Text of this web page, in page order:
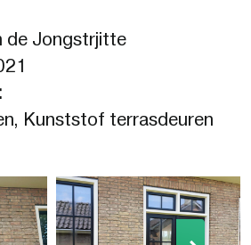
de Jongstrjitte
Kunststof terrasdeuren